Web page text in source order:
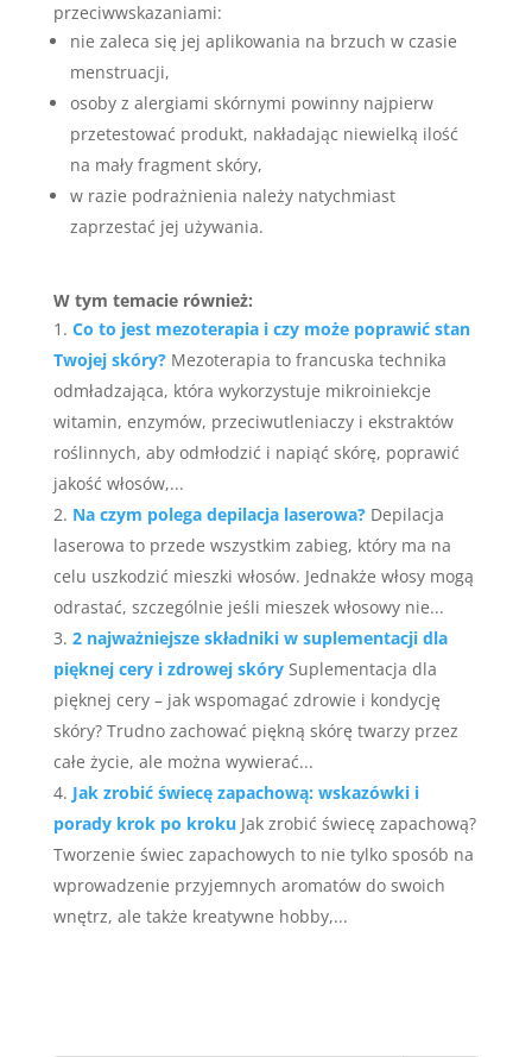
przeciwwskazaniami:
nie zaleca się jej aplikowania na brzuch w czasie
menstruacji,
osoby z alergiami skórnymi powinny najpierw
przetestować produkt, nakładając niewielką ilość
na mały fragment skóry,
w razie podrażnienia należy natychmiast
zaprzestać jej używania.
W tym temacie również:
Co to jest mezoterapia i czy może poprawić stan
Twojej skóry? Mezoterapia to francuska technika
odmładzająca, która wykorzystuje mikroiniekcje
witamin, enzymów, przeciwutleniaczy i ekstraktów
roślinnych, aby odmłodzić i napiąć skórę, poprawić
jakość włosów,...
Na czym polega depilacja laserowa? Depilacja
laserowa to przede wszystkim zabieg, który ma na
celu uszkodzić mieszki włosów. Jednakże włosy mogą
odrastać, szczególnie jeśli mieszek włosowy nie...
2 najważniejsze składniki w suplementacji dla
pięknej cery i zdrowej skóry Suplementacja dla
pięknej cery – jak wspomagać zdrowie i kondycję
skóry? Trudno zachować piękną skórę twarzy przez
całe życie, ale można wywierać...
Jak zrobić świecę zapachową: wskazówki i
porady krok po kroku Jak zrobić świecę zapachową?
Tworzenie świec zapachowych to nie tylko sposób na
wprowadzenie przyjemnych aromatów do swoich
wnętrz, ale także kreatywne hobby,...